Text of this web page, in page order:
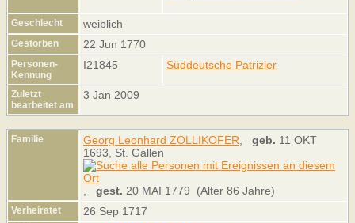
Geschlecht weiblich
Gestorben 22 Jun 1770
Personen-
Kennung
I21845 Süddeutsche Patrizier
Zuletzt
bearbeitet am
3 Jan 2009
Familie Georg Leonhard ZOLLIKOFER geb. 11 OKT
1693, St. Gallen
gest. 20 MAI 1779 (Alter 86 Jahre)
Verheiratet 26 Sep 1717